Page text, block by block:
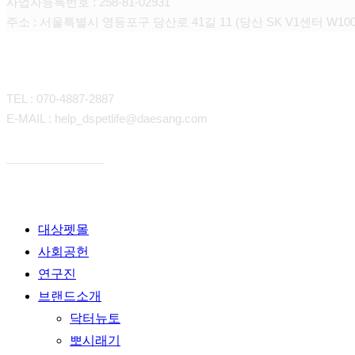
주소 : 서울특별시 영등포구 당산로 41길 11 (당산 SK V1센터
TEL : 070-4887-2887
E-MAIL : help_dspetlife@daesang.com
Close
Menu
대상펫몰
사회공헌
연구진
브랜드소개
닥터뉴토
뽀시래기